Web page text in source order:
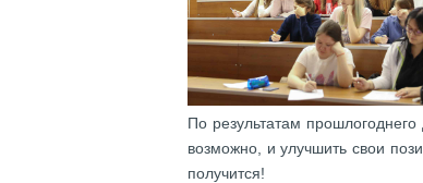
По результатам
возможно, и улучшить свои
получится!